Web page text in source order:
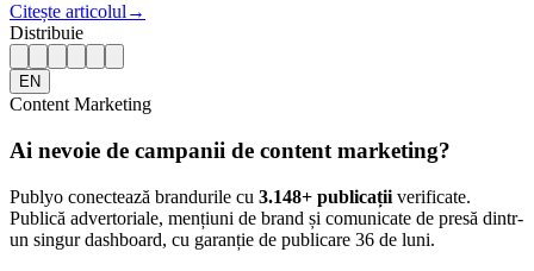
Citește articolul →
Distribuie
EN
Content Marketing
Ai nevoie de campanii de content marketing?
Publyo conectează brandurile cu 3.148+ publicații verificate.
Publică advertoriale, mențiuni de brand și comunicate de presă dintr-
un singur dashboard, cu garanție de publicare 36 de luni.